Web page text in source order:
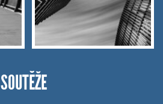
SOUTĚŽE